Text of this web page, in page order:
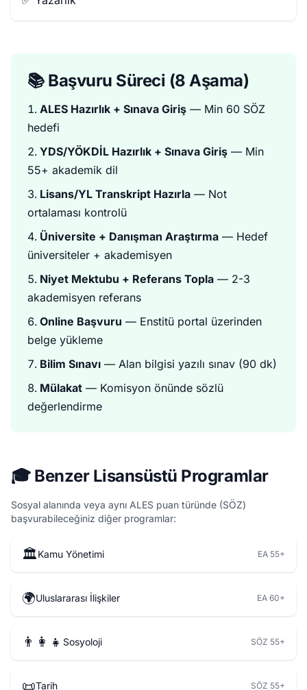
📚 Başvuru Süreci (8 Aşama)
ALES Hazırlık + Sınava Giriş — Min 60 SÖZ
hedefi
YDS/YÖKDİL Hazırlık + Sınava Giriş — Min
55+ akademik dil
Lisans/YL Transkript Hazırla — Not
ortalaması kontrolü
Üniversite + Danışman Araştırma — Hedef
üniversiteler + akademisyen
Niyet Mektubu + Referans Topla — 2-3
akademisyen referans
Online Başvuru — Enstitü portal üzerinden
belge yükleme
Bilim Sınavı — Alan bilgisi yazılı sınav (90 dk)
Mülakat — Komisyon önünde sözlü
değerlendirme
🎓 Benzer Lisansüstü Programlar
Sosyal alanında veya aynı ALES puan türünde (SÖZ)
başvurabileceğiniz diğer programlar:
🏛️Kamu Yönetimi EA 55+
🌍Uluslararası İlişkiler EA 60+
👨‍👩‍👧 Sosyoloji SÖZ 55+
📜Tarih SÖZ 55+